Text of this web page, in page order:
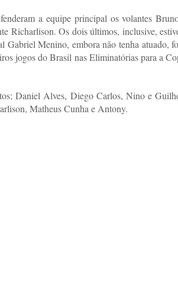
a equipe principal os volantes
Richarlison. Os dois últimos, inclusive,
Gabriel Menino, embora não tenha atuado,
jogos do Brasil nas Eliminatórias para a
Daniel Alves, Diego Carlos, Nino e
Matheus Cunha e Antony.